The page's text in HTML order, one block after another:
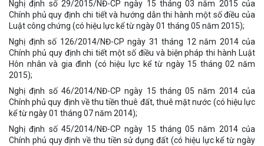
Nghị định số 29/2015/NĐ-CP ngày 15 tháng 03 năm 2015 của
Chính phủ quy định chi tiết và hướng dẫn thi hành một số điều của
Luật công chứng (có hiệu lực kể từ ngày 01 tháng 05 năm 2015);
Nghị định số 126/2014/NĐ-CP ngày 31 tháng 12 năm 2014 của
Chính phủ quy định chi tiết một số điều và biện pháp thi hành Luật
Hôn nhân và gia đình (có hiệu lực kể từ ngày 15 tháng 02 năm
2015);
Nghị định số 46/2014/NĐ-CP ngày 15 tháng 05 năm 2014 của
Chính phủ quy định về thu tiền thuê đất, thuê mặt nước (có hiệu lực
kể từ ngày 01 tháng 07 năm 2014);
Nghị định số 45/2014/NĐ-CP ngày 15 tháng 05 năm 2014 của
Chính phủ quy định về thu tiền sử dụng đất (có hiệu lực kể từ ngày